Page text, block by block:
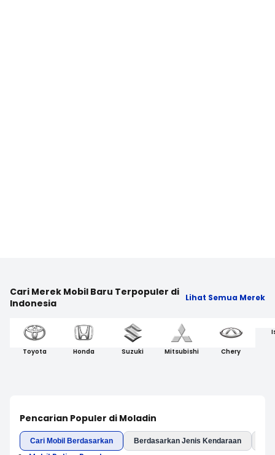
Cari Merek Mobil Baru Terpopuler di
Indonesia
Lihat Semua Merek
Toyota Honda Suzuki Mitsubishi Chery
Pencarian Populer di Moladin
Cari Mobil Berdasarkan Berdasarkan Jenis Kendaraan